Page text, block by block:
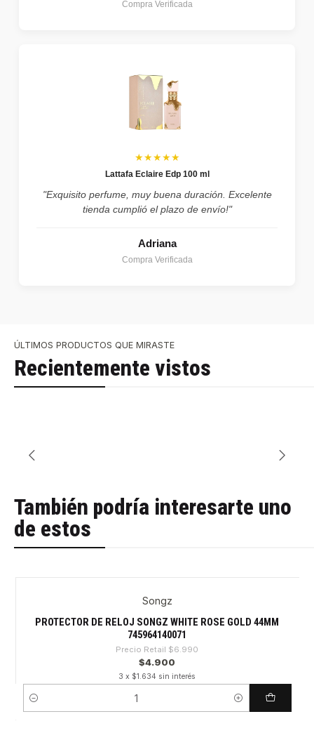
Compra Verificada
★★★★★
Lattafa Eclaire Edp 100 ml
"Exquisito perfume, muy buena duración. Excelente
tienda cumplió el plazo de envío!"
Adriana
Compra Verificada
ÚLTIMOS PRODUCTOS QUE MIRASTE
Recientemente vistos
También podría interesarte uno
de estos
Songz
PROTECTOR DE RELOJ SONGZ WHITE ROSE GOLD 44MM
745964140071
Precio Retail $6.990
$4.900
3 x $1.634 sin interés
Cantidad